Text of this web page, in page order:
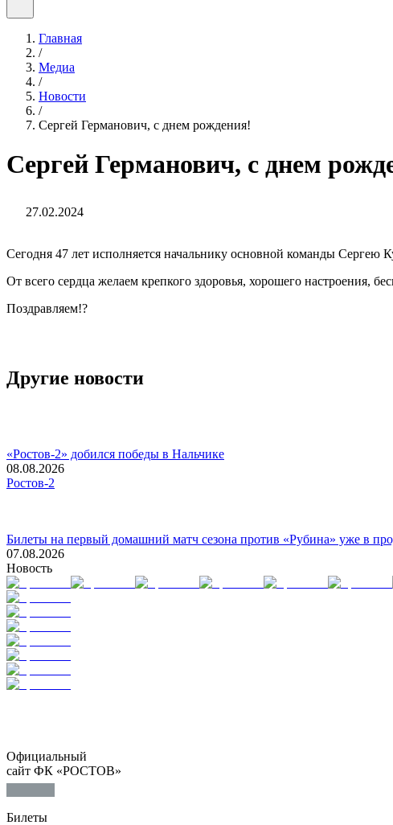
Главная
/
Медиа
/
Новости
/
Сергей Германович, с днем рождения!
Сергей Германович, с днем
27.02.2024
Сегодня 47 лет исполняется начальнику основной команды Сергею
От всего сердца желаем крепкого здоровья, хорошего настроения,
Поздравляем!?
Другие новости
«Ростов-2» добился победы в Нальчике
08.08.2026
Ростов-2
Билеты на первый домашний матч сезона против «Рубина» уже в
07.08.2026
Новость
Официальный
сайт ФК «РОСТОВ»
Билеты